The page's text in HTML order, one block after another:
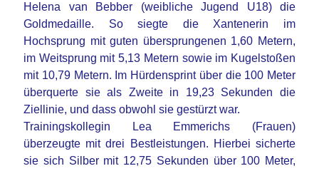
Helena van Bebber (weibliche Jugend U18) die
Goldmedaille. So siegte die Xantenerin im
Hochsprung mit guten übersprungenen 1,60 Metern,
im Weitsprung mit 5,13 Metern sowie im Kugelstoßen
mit 10,79 Metern. Im Hürdensprint über die 100 Meter
überquerte sie als Zweite in 19,23 Sekunden die
Ziellinie, und dass obwohl sie gestürzt war.
Trainingskollegin Lea Emmerichs (Frauen)
überzeugte mit drei Bestleistungen. Hierbei sicherte
sie sich Silber mit 12,75 Sekunden über 100 Meter,